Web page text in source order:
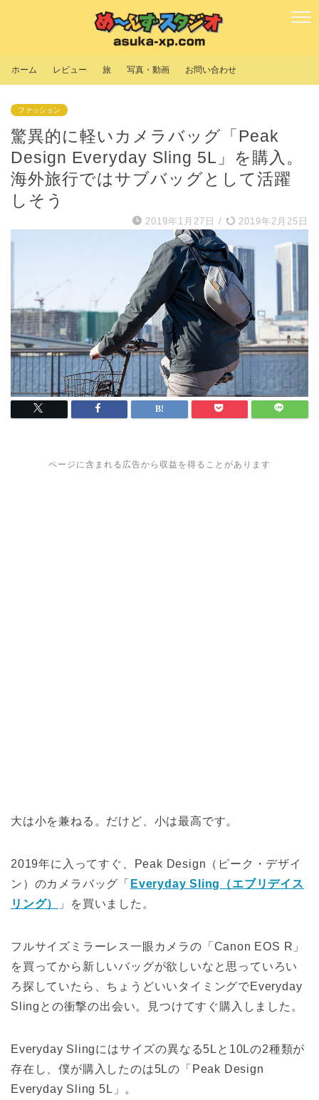
ホーム レビュー 旅 写真・動画 お問い合わせ
ファッション
驚異的に軽いカメラバッグ「Peak
Design Everyday Sling 5L」を購入。
海外旅行ではサブバッグとして活躍
しそう
2019年1月27日 / 2019年2月25日
ページに含まれる広告から収益を得ることがあります
大は小を兼ねる。だけど、小は最高です。
2019年に入ってすぐ、Peak Design（ピーク・デザイ
ン）のカメラバッグ「 Everyday Sling（エブリデイス
リング）
」を買いました。
フルサイズミラーレス一眼カメラの「Canon EOS R」
を買ってから新しいバッグが欲しいなと思っていろい
ろ探していたら、ちょうどいいタイミングでEveryday
Slingとの衝撃の出会い。見つけてすぐ購入しました。
Everyday Slingにはサイズの異なる5Lと10Lの2種類が
存在し、僕が購入したのは5Lの「Peak Design
Everyday Sling 5L」。